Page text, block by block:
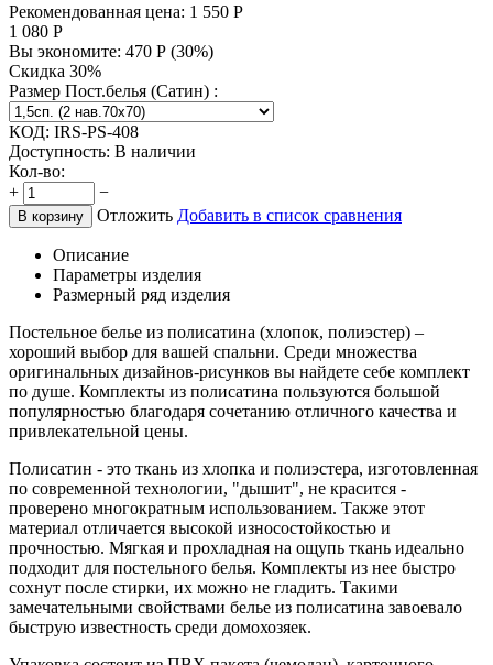
Рекомендованная цена: 1 550 Р
1 080 Р
Вы экономите: 470 Р (30%)
Скидка 30%
Размер Пост.белья (Сатин) :
КОД: IRS-PS-408
Доступность: В наличии
Кол-во:
+
−
В корзину Отложить Добавить в список сравнения
Описание
Параметры изделия
Размерный ряд изделия
Постельное белье из полисатина (хлопок, полиэстер) –
хороший выбор для вашей спальни. Среди множества
оригинальных дизайнов-рисунков вы найдете себе комплект
по душе. Комплекты из полисатина пользуются большой
популярностью благодаря сочетанию отличного качества и
привлекательной цены.
Полисатин - это ткань из хлопка и полиэстера, изготовленная
по современной технологии, "дышит", не красится -
проверено многократным использованием. Также этот
материал отличается высокой износостойкостью и
прочностью. Мягкая и прохладная на ощупь ткань идеально
подходит для постельного белья. Комплекты из нее быстро
сохнут после стирки, их можно не гладить. Такими
замечательными свойствами белье из полисатина завоевало
быструю известность среди домохозяек.